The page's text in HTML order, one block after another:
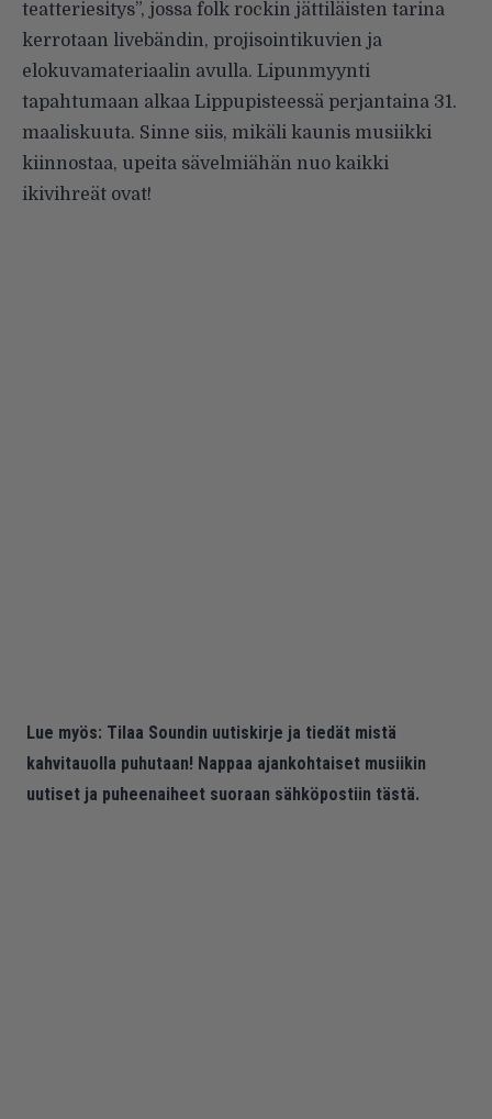
teatteriesitys”, jossa folk rockin jättiläisten tarina
kerrotaan livebändin, projisointikuvien ja
elokuvamateriaalin avulla. Lipunmyynti
tapahtumaan alkaa Lippupisteessä perjantaina 31.
maaliskuuta. Sinne siis, mikäli kaunis musiikki
kiinnostaa, upeita sävelmiähän nuo kaikki
ikivihreät ovat!
Lue myös: Tilaa Soundin uutiskirje ja tiedät mistä
kahvitauolla puhutaan! Nappaa ajankohtaiset musiikin
uutiset ja puheenaiheet suoraan sähköpostiin tästä.